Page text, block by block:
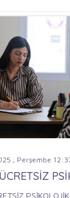
, Perşembe